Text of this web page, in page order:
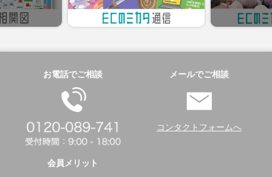
お電話でご相談 メールでご相談
コンタクトフォームへ
会員メリット